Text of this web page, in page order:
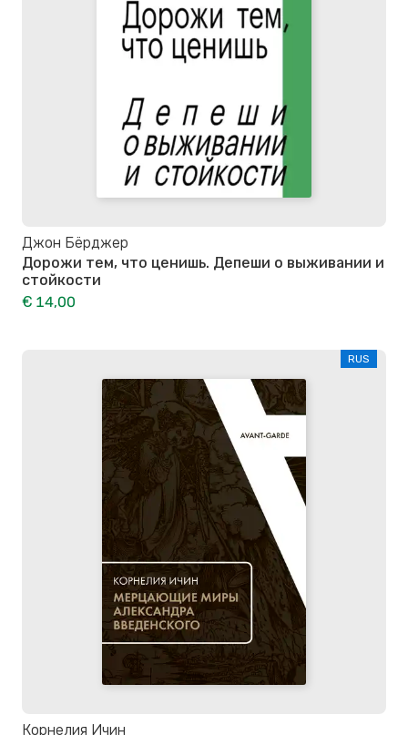
Джон Бёрджер
Дорожи тем, что ценишь. Депеши о выживании и
стойкости
€ 14,00
RUS
Корнелия Ичин